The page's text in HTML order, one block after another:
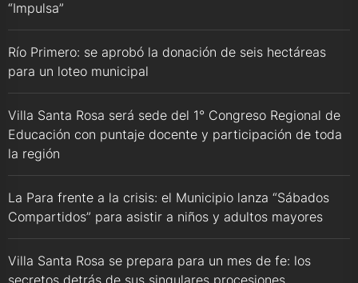
“Impulsa”
Río Primero: se aprobó la donación de seis hectáreas
para un loteo municipal
Villa Santa Rosa será sede del 1° Congreso Regional de
Educación con puntaje docente y participación de toda
la región
La Para frente a la crisis: el Municipio lanza “Sábados
Compartidos” para asistir a niños y adultos mayores
Villa Santa Rosa se prepara para un mes de fe: los